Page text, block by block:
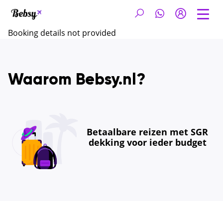
Booking details not provided
Waarom Bebsy.nl?
Betaalbare reizen met SGR
dekking voor ieder budget